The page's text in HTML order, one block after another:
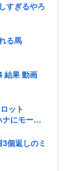
すぎるやろ
る馬
結果 動画
ット
にモーニ
個返しのミ